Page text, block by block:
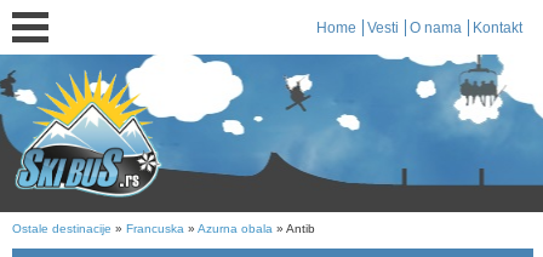
Home Vesti O nama Kontakt
Ostale destinacije » Francuska » Azurna obala » Antib